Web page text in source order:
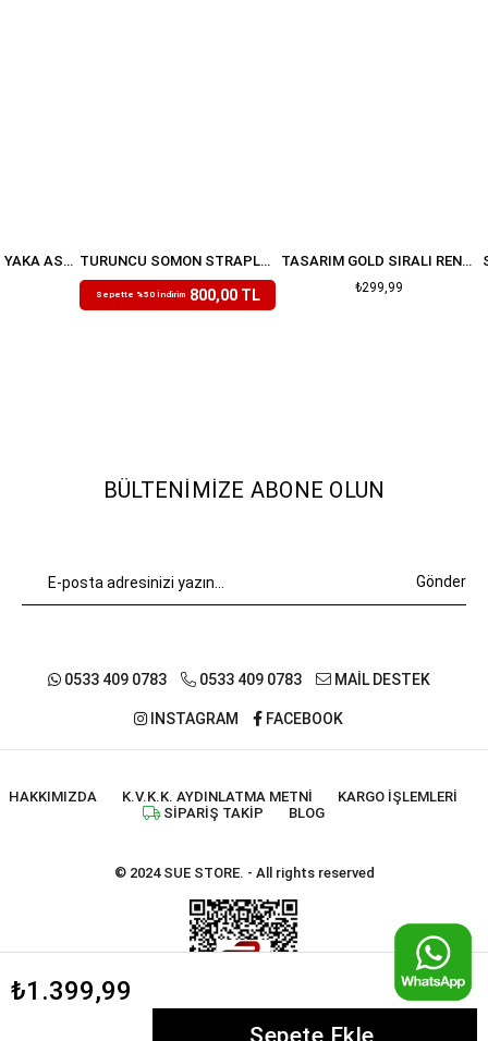
₺1.399,99
BEBE MAVISI KARE YAKA ASKILI ASTARLI PREMIUM KETEN DOKULU ELBISE TURUNCU SOMON STRAPLEZ KUŞAKLI DRAPELI PREMIUM TÜL ELBISE
₺1.599,99
Sepette %50 İndirim 800,00 TL
TASARIM GOLD SIRALI RENKLI TAŞLI AYARLANABILIR YÜZÜK
₺299,99
BÜLTENIMIZE ABONE OLUN
Gönder
0533 409 0783 0533 409 0783 MAİL DESTEK
INSTAGRAM FACEBOOK
HAKKIMIZDA K.V.K.K. AYDINLATMA METNI
KARGO İŞLEMLERI
SIPARIŞ TAKIP
BLOG
© 2024 SUE STORE. - All rights reserved